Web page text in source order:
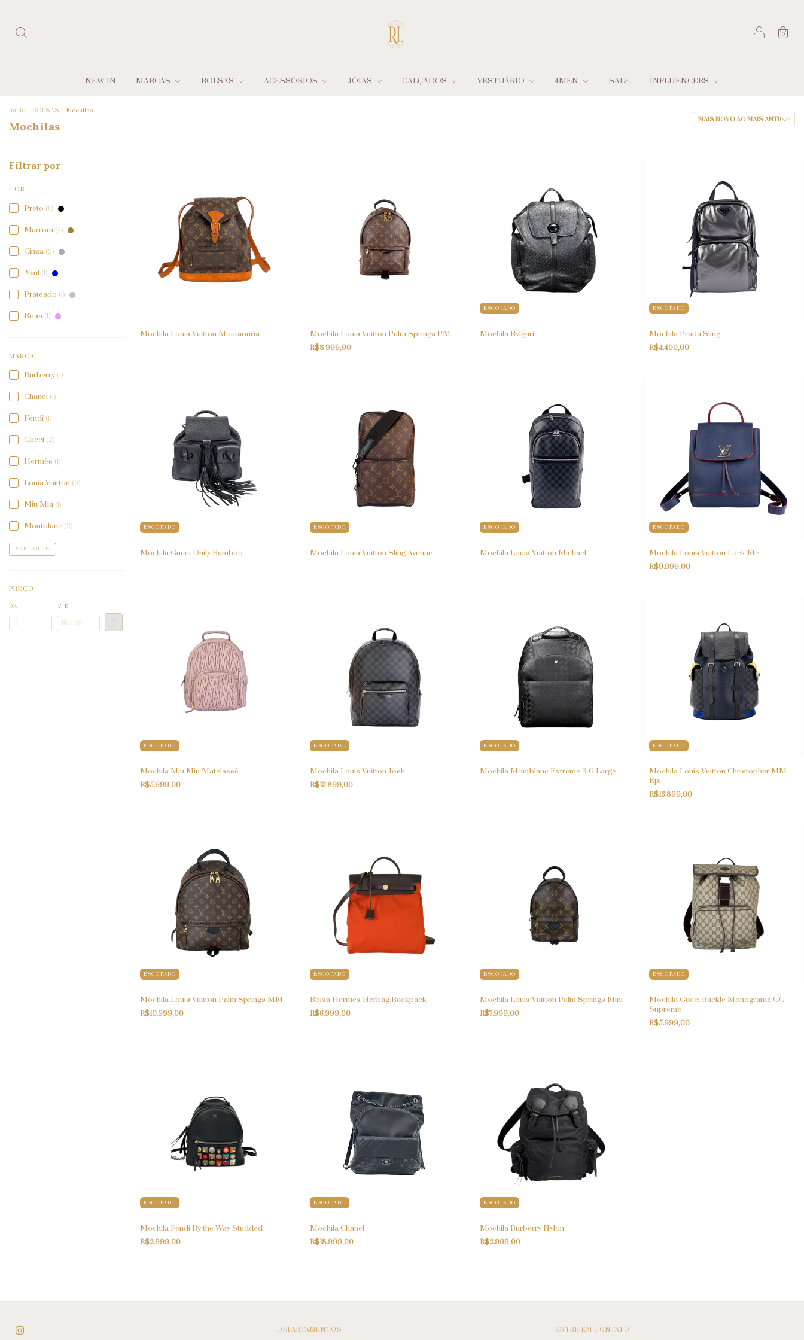
0
NEW IN MARCAS BOLSAS ACESSÓRIOS JÓIAS CALÇADOS VESTUÁRIO 4MEN SALE INFLUENCERS
Início . BOLSAS . Mochilas
Mochilas
Filtrar por
COR
Preto (6)
Marrom (4)
Cinza (2)
Azul (1)
Prateado (1)
Rosa (1)
MARCA
Burberry (1)
Chanel (1)
Fendi (1)
Gucci (2)
Hermès (1)
Louis Vuitton (9)
Miu Miu (1)
Montblanc (2)
VER TODOS
PREÇO
DE ATÉ
Mochila Louis Vuitton Montsouris Mochila Louis Vuitton Palm Springs PM
R$8.999,00
ESGOTADO
Mochila Bvlgari
ESGOTADO
Mochila Prada Sling
R$4.400,00
ESGOTADO
Mochila Gucci Daily Bamboo
ESGOTADO
Mochila Louis Vuitton Sling Avenue
ESGOTADO
Mochila Louis Vuitton Michael
ESGOTADO
Mochila Louis Vuitton Lock Me
R$9.999,00
ESGOTADO
Mochila Miu Miu Matelassê
R$5.999,00
ESGOTADO
Mochila Louis Vuitton Josh
R$13.899,00
ESGOTADO
Mochila Montblanc Extreme 3.0 Large
ESGOTADO
Mochila Louis Vuitton Christopher MM
Epi
R$13.899,00
ESGOTADO
Mochila Louis Vuitton Palm Springs MM
R$10.999,00
ESGOTADO
Bolsa Hermès Herbag Backpack
R$6.999,00
ESGOTADO
Mochila Louis Vuitton Palm Springs Mini
R$7.999,00
ESGOTADO
Mochila Gucci Buckle Monograma GG
Supreme
R$5.999,00
ESGOTADO
Mochila Fendi By the Way Studded
R$2.999,00
ESGOTADO
Mochila Chanel
R$18.999,00
ESGOTADO
Mochila Burberry Nylon
R$2.999,00
DEPARTAMENTOS ENTRE EM CONTATO